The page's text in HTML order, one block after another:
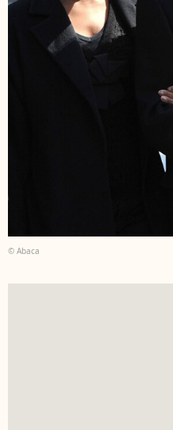
© Abaca